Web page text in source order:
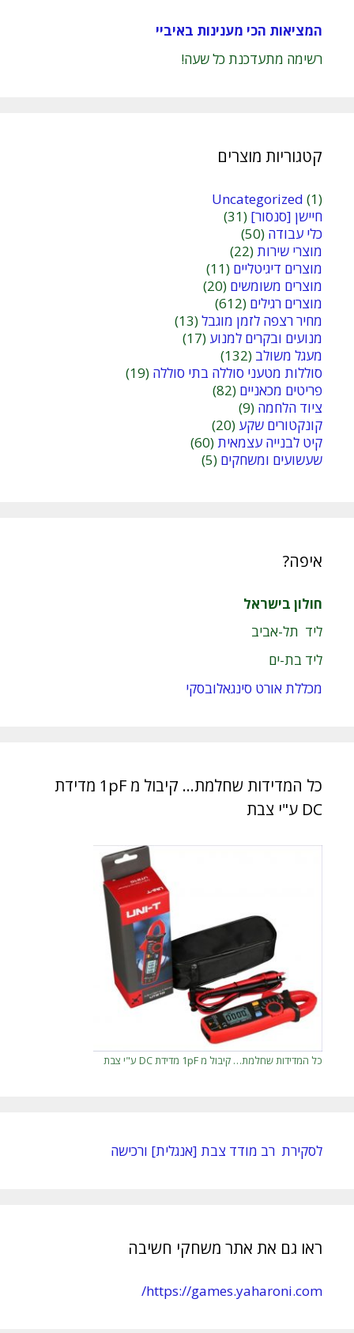
המציאות הכי מענינות באיביי
רשימה מתעדכנת כל שעה!
קטגוריות מוצרים
Uncategorized (1)
חיישן [סנסור] (31)
כלי עבודה (50)
מוצרי שירות(22)
מוצרים דיגיטליים (11)
מוצרים משומשים (20)
מוצרים רגילים (612)
מחיר רצפה לזמן מוגבל(13)
מנועים ובקרים למנוע (17)
מעגל משולב (132)
סוללות מטעני סוללה בתי סוללה (19)
פריטים מכאניים (82)
ציוד הלחמה (9)
קונקטורים שקע (20)
קיט לבנייה עצמאית(60)
שעשועים ומשחקים (5)
איפה?
חולון בישראל
ליד תל-אביב
ליד בת-ים
מכללת אורט סינגאלובסקי
כל המדידות שחלמת… קיבול מ 1pF מדידת
DC ע"י צבת
כל המדידות שחלמת… קיבול מ 1pF מדידת DC ע"י צבת
לסקירת רב מודד צבת [אנגלית] ורכישה
ראו גם את אתר משחקי חשיבה
https://games.yaharoni.com/